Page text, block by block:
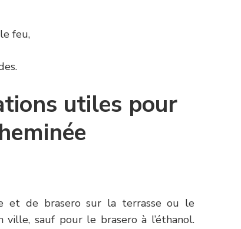
feu,
utiles pour
et de brasero sur la terrasse ou le
sauf pour le brasero à l’éthanol.